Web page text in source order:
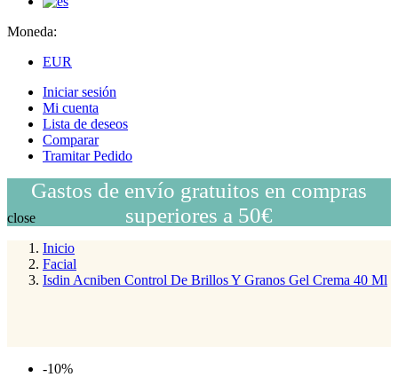
Moneda:
EUR
Iniciar sesión
Mi cuenta
Lista de deseos
Comparar
Tramitar Pedido
Gastos de envío gratuitos en compras
superiores a 50€
close
Inicio
Facial
Isdin Acniben Control De Brillos Y Granos Gel Crema 40 Ml
-10%